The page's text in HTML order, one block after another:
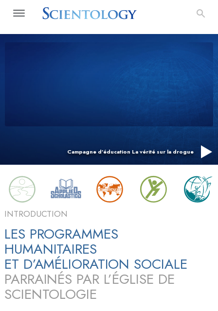
Campagne d’éducation La vérité sur la drogue
INTRODUCTION
LES PROGRAMMES
HUMANITAIRES
ET D’AMÉLIORATION SOCIALE
PARRAINÉS PAR L’ÉGLISE DE
SCIENTOLOGIE